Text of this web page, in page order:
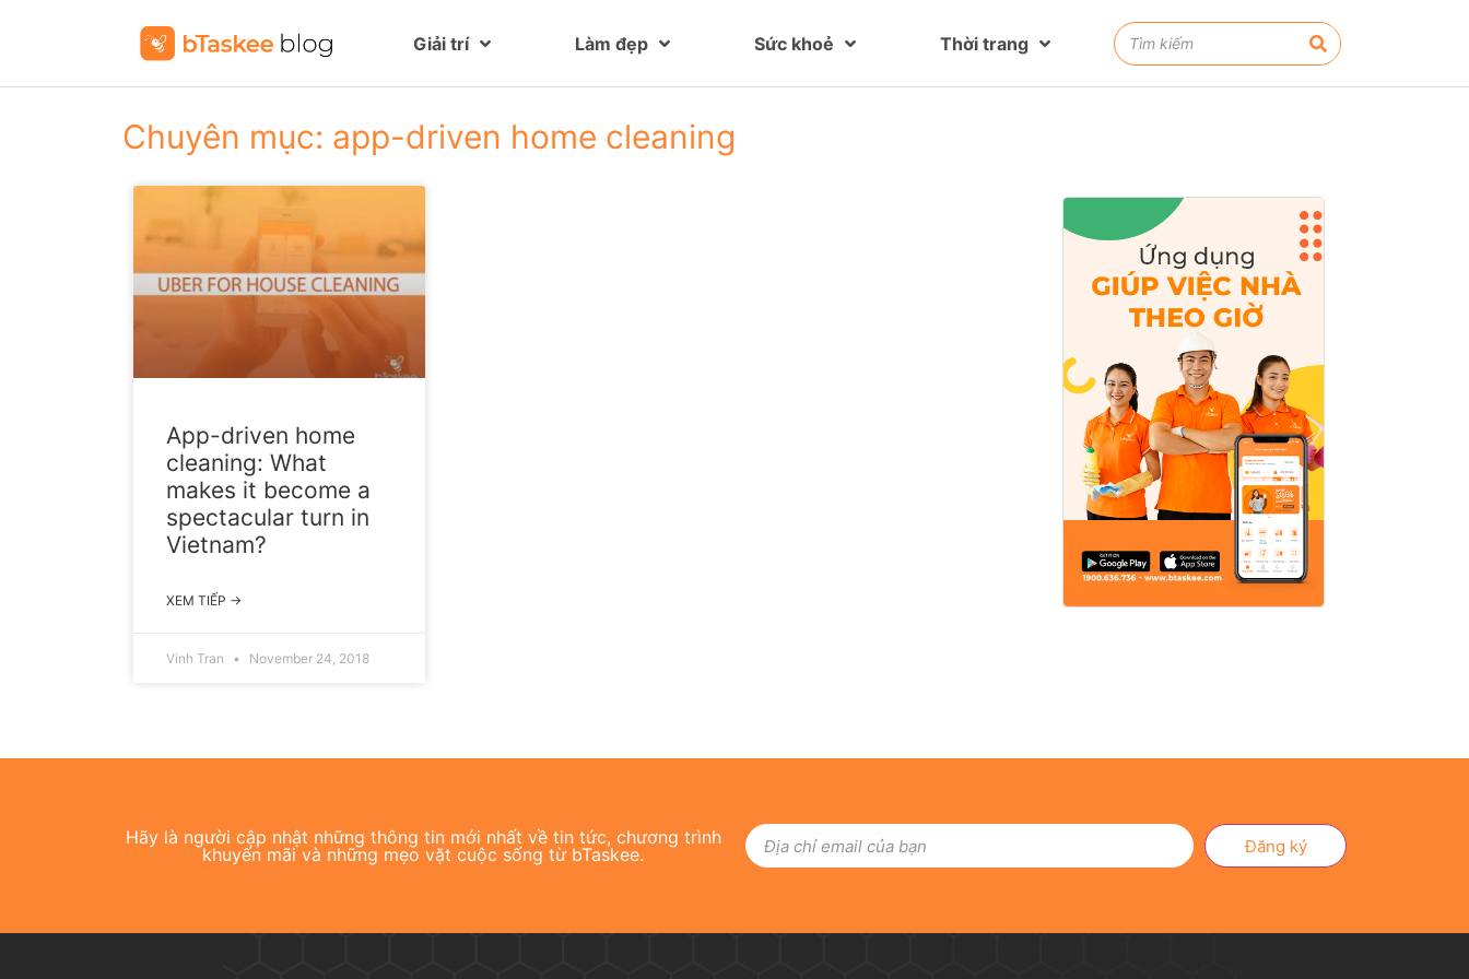
Giải trí Làm đẹp Sức khoẻ Thời trang
Chuyên mục: app-driven home cleaning
App-driven home
cleaning: What
makes it become a
spectacular turn in
Vietnam?
XEM TIẾP →
Vinh Tran November 24, 2018
Hãy là người cập nhật những thông tin mới nhất về tin tức, chương trình
khuyến mãi và những mẹo vặt cuộc sống từ bTaskee.
Đăng ký